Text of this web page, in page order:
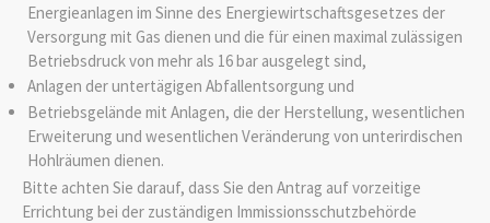
Energieanlagen im Sinne des Energiewirtschaftsgesetzes der
Versorgung mit Gas dienen und die für einen maximal zulässigen
Betriebsdruck von mehr als 16 bar ausgelegt sind,
Anlagen der untertägigen Abfallentsorgung und
Betriebsgelände mit Anlagen, die der Herstellung, wesentlichen
Erweiterung und wesentlichen Veränderung von unterirdischen
Hohlräumen dienen.
Bitte achten Sie darauf, dass Sie den Antrag auf vorzeitige
Errichtung bei der zuständigen Immissionsschutzbehörde